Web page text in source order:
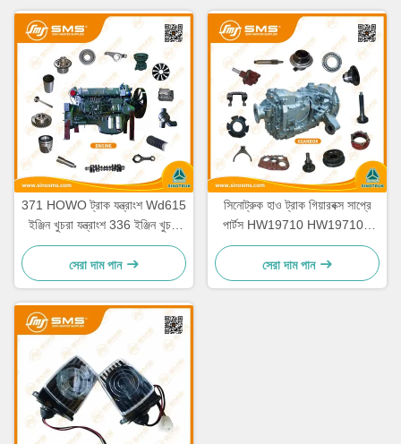
371 HOWO ট্রাক যন্ত্রাংশ Wd615
ইঞ্জিন খুচরা যন্ত্রাংশ 336 ইঞ্জিন খুচরা
যন্ত্রাংশ
সেরা দাম পান
সিনোট্রুক হাও ট্রাক গিয়ারবক্স সাপ্রে
পার্টস HW19710 HW19710T
HW19712
সেরা দাম পান